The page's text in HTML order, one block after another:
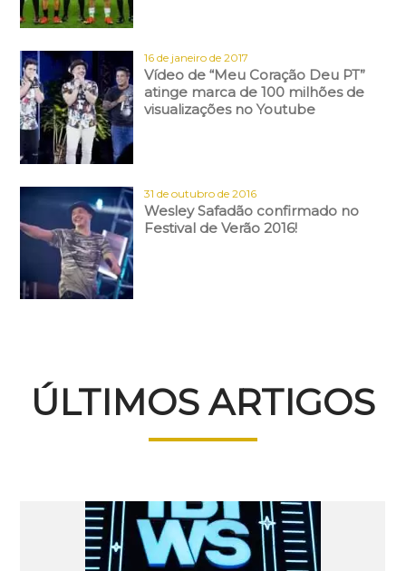
16 de janeiro de 2017
Vídeo de “Meu Coração Deu PT”
atinge marca de 100 milhões de
visualizações no Youtube
31 de outubro de 2016
Wesley Safadão confirmado no
Festival de Verão 2016!
ÚLTIMOS ARTIGOS